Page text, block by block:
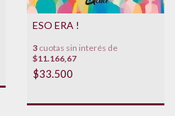
ESO ERA !
3 cuotas sin interés de
$11.166,67
$33.500